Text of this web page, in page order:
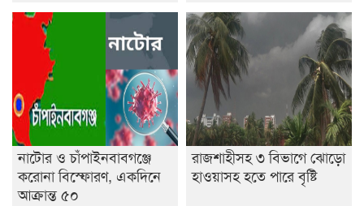
নাটোর ও চাঁপাইনবাবগঞ্জে
করোনা বিস্ফোরণ, একদিনে
আক্রান্ত ৫০
রাজশাহীসহ ৩ বিভাগে ঝোড়ো
হাওয়াসহ হতে পারে বৃষ্টি